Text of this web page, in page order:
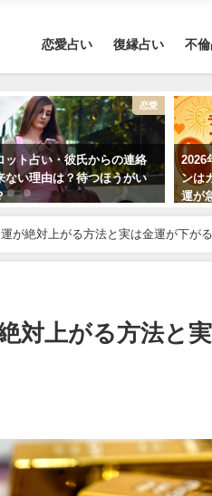
恋愛占い 復縁占い 不
恋愛
ット占い・彼氏からの連絡
ない理由は？待つほうがい
2026
ンは
運が
が絶対上がる方法と実は金運が下が
対上がる方法と